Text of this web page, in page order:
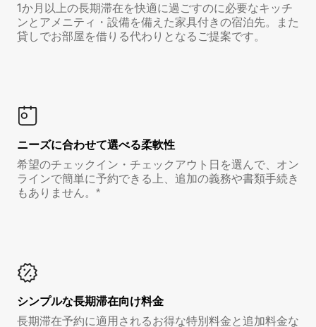
1か月以上の長期滞在を快適に過ごすのに必要なキッチ
ンとアメニティ・設備を備えた家具付きの宿泊先。また
貸しでお部屋を借りる代わりとなるご提案です。
ニーズに合わせて選べる柔軟性
希望のチェックイン・チェックアウト日を選んで、オン
ラインで簡単に予約できる上、追加の義務や書類手続き
もありません。*
シンプルな長期滞在向け料金
長期滞在予約に適用されるお得な特別料金と追加料金な